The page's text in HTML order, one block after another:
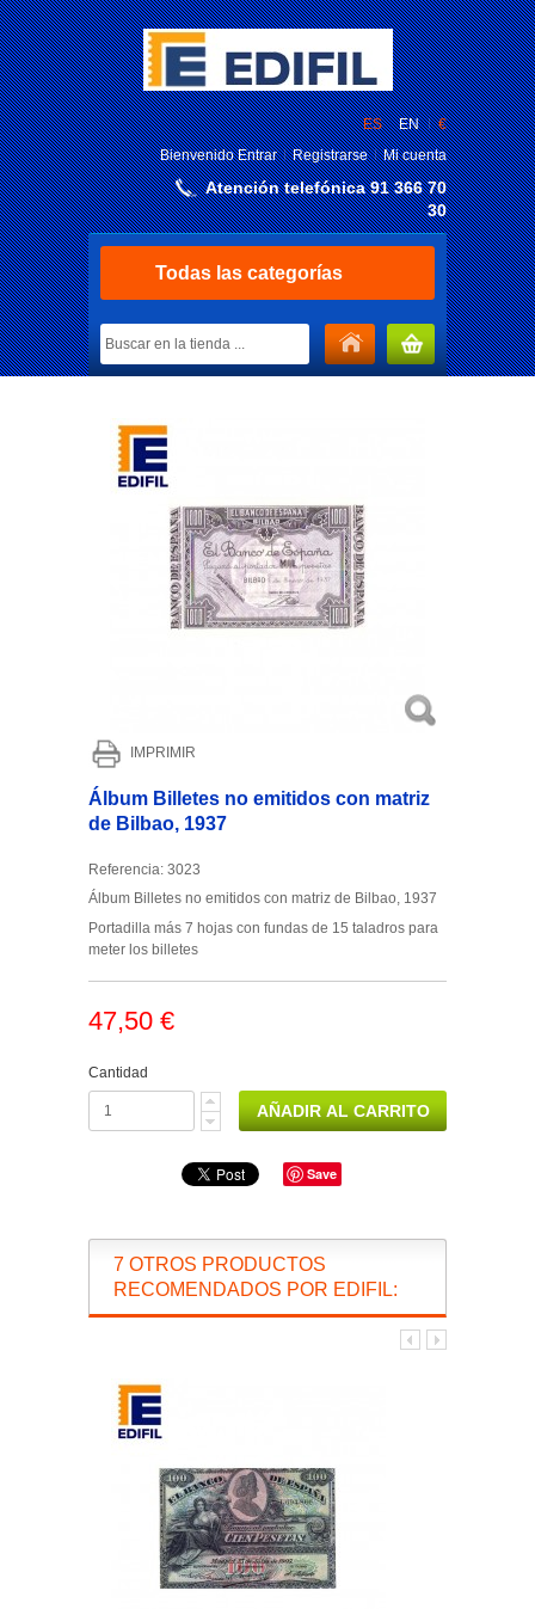
€
ES
EN
BienvenidoEntrar Registrarse Mi cuenta
Atención telefónica 91 366 70
30
Todas las categorías
MI CARRITO
IMPRIMIR
Álbum Billetes no emitidos con matriz
de Bilbao, 1937
Referencia: 3023
Álbum Billetes no emitidos con matriz de Bilbao, 1937
Portadilla más 7 hojas con fundas de 15 taladros para
meter los billetes
47,50 €
Cantidad
Save
7 OTROS PRODUCTOS
RECOMENDADOS POR EDIFIL: